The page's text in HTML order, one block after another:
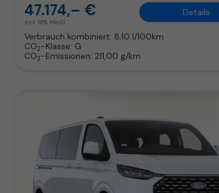
47.174,– €
incl. 19% MwSt.
Details
Verbrauch kombiniert: 8,10 l/100km
CO2-Klasse: G
CO2-Emissionen: 211,00 g/km